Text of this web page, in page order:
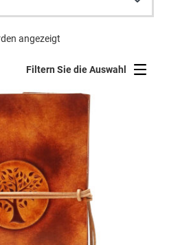
angezeigt
sortiert
Filtern Sie die Auswahl